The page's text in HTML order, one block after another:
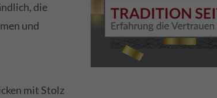
die
und
mit Stolz